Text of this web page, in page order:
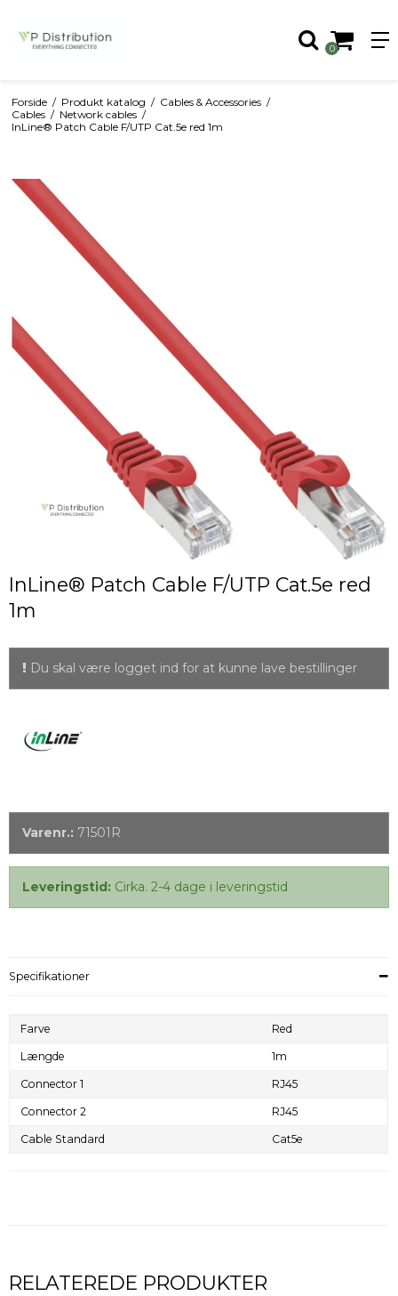
0
Forside / Produkt katalog / Cables & Accessories /
Cables / Network cables /
InLine® Patch Cable F/UTP Cat.5e red 1m
InLine® Patch Cable F/UTP Cat.5e red
1m
Du skal være logget ind for at kunne lave bestillinger
Varenr.: 71501R
Leveringstid: Cirka. 2-4 dage i leveringstid
Specifikationer
Farve Red
Længde 1m
Connector 1 RJ45
Connector 2 RJ45
Cable Standard Cat5e
RELATEREDE PRODUKTER